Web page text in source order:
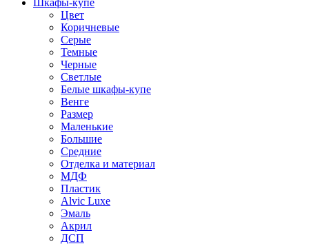
Шкафы-купе
Цвет
Коричневые
Серые
Темные
Черные
Светлые
Белые шкафы-купе
Венге
Размер
Маленькие
Большие
Средние
Отделка и материал
МДФ
Пластик
Alvic Luxe
Эмаль
Акрил
ДСП